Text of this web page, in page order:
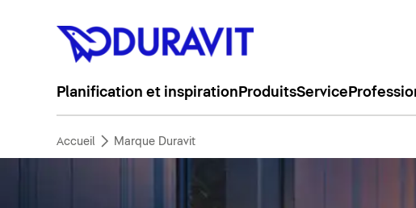
Planification et inspiration ProduitsService
Accueil Marque Duravit